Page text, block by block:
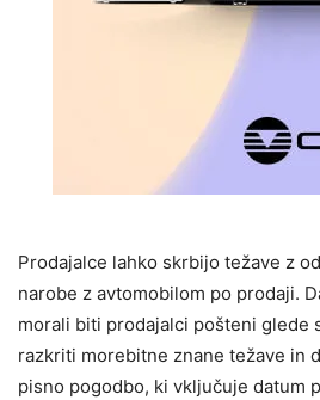
Prodajalce lahko skrbijo težave z
narobe z avtomobilom po prodaji.
morali biti prodajalci pošteni glede
razkriti morebitne znane težave in
pisno pogodbo, ki vključuje datum